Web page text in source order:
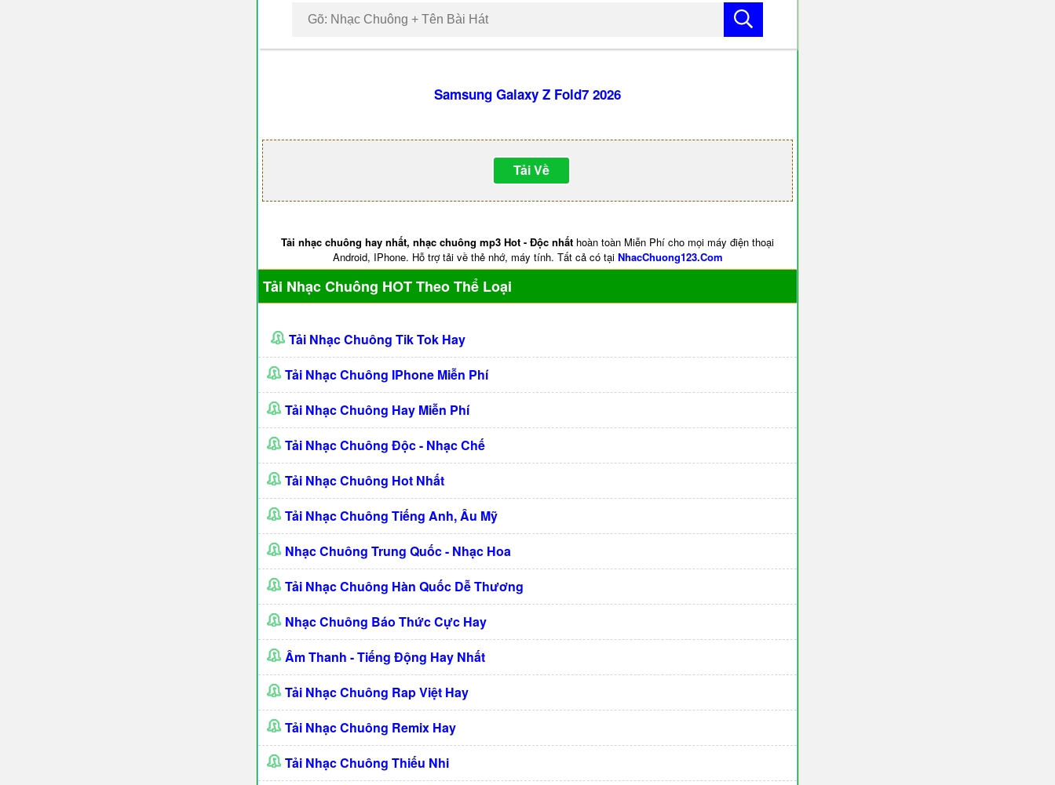
Samsung Galaxy Z Fold7 2026
Tải Về
Tải nhạc chuông hay nhất, nhạc chuông mp3 Hot - Độc nhất hoàn toàn Miễn Phí cho mọi máy điện thoại
Android, IPhone. Hỗ trợ tải về thẻ nhớ, máy tính. Tất cả có tại NhacChuong123.Com
Tải Nhạc Chuông HOT Theo Thể Loại
Tải Nhạc Chuông Tik Tok Hay
Tải Nhạc Chuông IPhone Miễn Phí
Tải Nhạc Chuông Hay Miễn Phí
Tải Nhạc Chuông Độc - Nhạc Chế
Tải Nhạc Chuông Hot Nhất
Tải Nhạc Chuông Tiếng Anh, Âu Mỹ
Nhạc Chuông Trung Quốc - Nhạc Hoa
Tải Nhạc Chuông Hàn Quốc Dễ Thương
Nhạc Chuông Báo Thức Cực Hay
Âm Thanh - Tiếng Động Hay Nhất
Tải Nhạc Chuông Rap Việt Hay
Tải Nhạc Chuông Remix Hay
Tải Nhạc Chuông Thiếu Nhi